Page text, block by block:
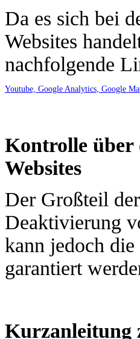
Da es sich bei
Websites
nachfolgende
Youtube, Google Analytics, Google
Kontrolle über
Websites
Der Großteil
Deaktivierung
kann jedoch
garantiert
Kurzanleitung